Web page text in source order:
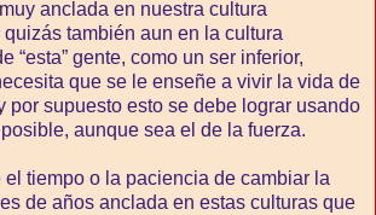
anclada en nuestra cultura
quizás también aun en la cultura
“esta” gente, como un ser inferior,
que se le enseñe a vivir la vida de
por supuesto esto se debe lograr usando
aunque sea el de la fuerza.
tiempo o la paciencia de cambiar la
de años anclada en estas culturas que